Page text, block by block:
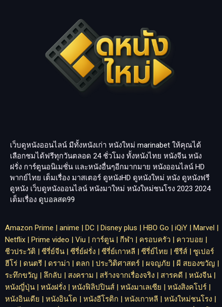
เว็บดูหนังออนไลน์ มีทั้งหนังเก่า หนังใหม่ marinabet ให้คุณได้
เลือกชมได้ฟรีทุกวันตลอด 24 ชั่วโมง ทั้งหนังไทย หนังจีน หนัง
ฝรั่ง การ์ตูนอนิเมชั่น และหนังอื่นๆอีกมากมาย หนังออนไลน์ HD
พากย์ไทย เต็มเรื่อง มาสเตอร์ ดูหนังHD ดูหนังใหม่ หนัง ดูหนังฟรี
ดูหนัง เว็บดูหนังออนไลน์ หนังมาใหม่ หนังใหม่ชนโรง 2023 2024
เต็มเรื่อง ดูบอลสด99
Amazon Prime | anime | DC | Disney plus | HBO Go | iQiY | Marvel |
Netflix | Prime video | Viu | การ์ตูน | กีฬา | ครอบครัว | คาวบอย |
ชีวประวัติ | ซีรี่ย์จีน | ซีรี่ย์ฝรั่ง | ซีรี่ย์เกาหลี | ซีรี่ย์ไทย | ซีรีส์ | ซูเปอร์
ฮีโร่ | ดนตรี | ดราม่า | ตลก | ประวิติศาสตร์ | ผจญภัย | ผี สยองขวัญ |
ระทึกขวัญ | ลึกลับ | สงคราม | สร้างจากเรื่องจริง | สารคดี | หนังจีน |
หนังญี่ปุ่น | หนังฝรั่ง | หนังฟิลิปปินส์ | หนังมาเลเซีย | หนังสิงคโปร์ |
หนังอินเดีย | หนังอินโด | หนังอีโรติก | หนังเกาหลี | หนังใหม่ชนโรง |